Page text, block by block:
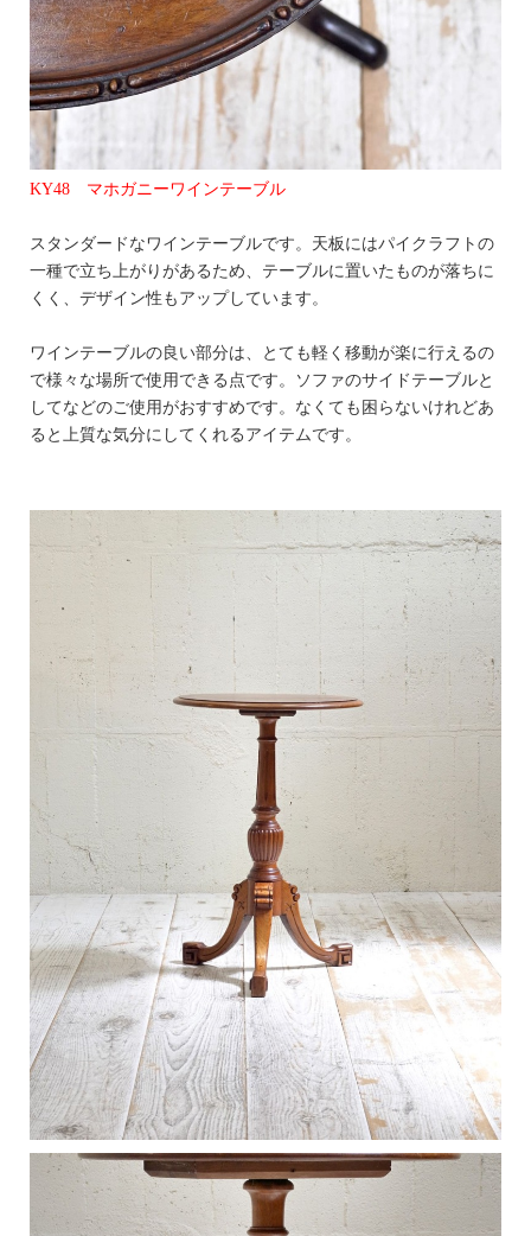
KY48 マホガニーワインテーブル
スタンダードなワインテーブルです。天板にはパイクラフトの
一種で立ち上がりがあるため、テーブルに置いたものが落ちに
くく、デザイン性もアップしています。
ワインテーブルの良い部分は、とても軽く移動が楽に行えるの
で様々な場所で使用できる点です。ソファのサイドテーブルと
してなどのご使用がおすすめです。なくても困らないけれどあ
ると上質な気分にしてくれるアイテムです。